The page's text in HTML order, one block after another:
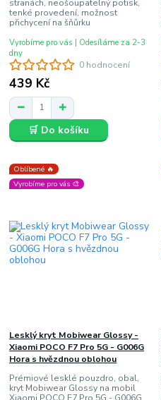
0 hodnocení
stranách, neošoupatelný potisk,
tenké provedení, možnost
přichycení na šňůrku
439 Kč
Vyrobíme pro vás | Odesíláme za 2-3
dny
🛒 Do košíku
Oblíbené 🔥
Vyrobíme pro vás 🎨
Lesklý kryt Mobiwear Glossy -
Xiaomi POCO F7 Pro 5G - G006G
Hora s hvězdnou oblohou
Prémiové lesklé pouzdro, obal,
kryt Mobiwear Glossy na mobil
Xiaomi POCO F7 Pro 5G - G006G